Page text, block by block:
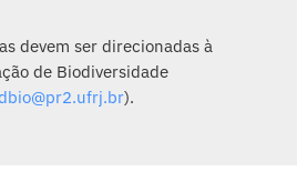
devem ser direcionadas à
de Biodiversidade
).